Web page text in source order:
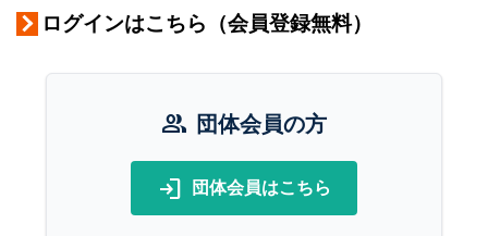
ログインはこちら（会員登録無料）
group 団体会員の方
login 団体会員はこちら